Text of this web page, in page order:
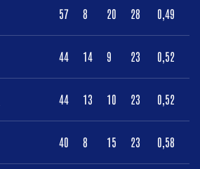
57 8 20 28 0,49
44 14 9 23 0,52
44 13 10 23 0,52
40 8 15 23 0,58